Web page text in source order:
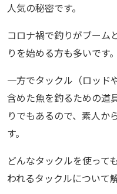
人気の秘密です。
コロナ禍で釣りがブーム
りを始める方も多いです。
一方でタックル（ロッド
含めた魚を釣るための道
りでもあるので、素人か
す。
どんなタックルを使って
われるタックルについて